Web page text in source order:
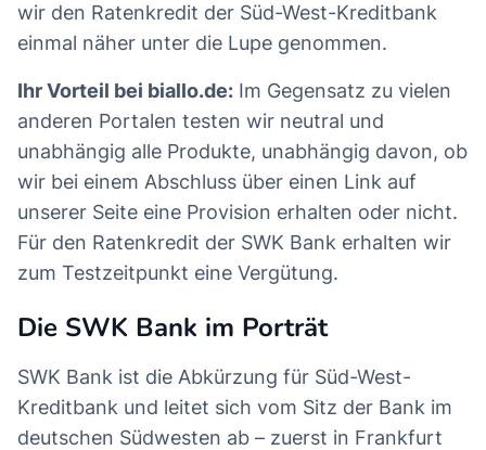
wir den Ratenkredit der Süd-West-Kreditbank
einmal näher unter die Lupe genommen.
Ihr Vorteil bei biallo.de: Im Gegensatz zu vielen
anderen Portalen testen wir neutral und
unabhängig alle Produkte, unabhängig davon, ob
wir bei einem Abschluss über einen Link auf
unserer Seite eine Provision erhalten oder nicht.
Für den Ratenkredit der SWK Bank erhalten wir
zum Testzeitpunkt eine Vergütung.
Die SWK Bank im Porträt
SWK Bank ist die Abkürzung für Süd-West-
Kreditbank und leitet sich vom Sitz der Bank im
deutschen Südwesten ab – zuerst in Frankfurt